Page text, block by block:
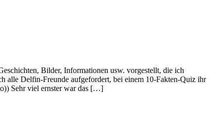
Bilder, Informationen usw. vorgestellt, die ich
alle Delfin-Freunde aufgefordert, bei einem 10-Fakten-Quiz ihr
Sehr viel ernster war das […]